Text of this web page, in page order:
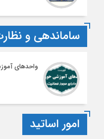
ساماندهی و
واحدهای
امور اساتید